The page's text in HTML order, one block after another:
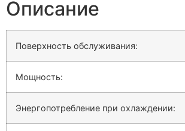
Описание
Поверхность обслуживания:
Мощность:
Энергопотребление при охлаждении: